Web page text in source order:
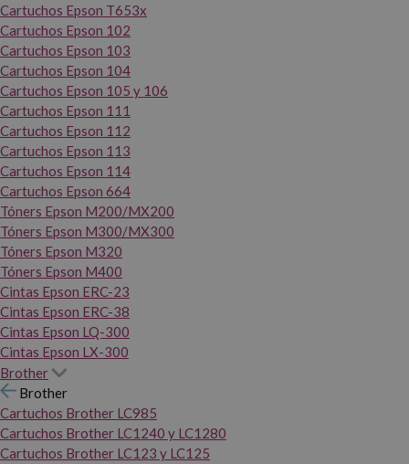
Cartuchos Epson T653x
Cartuchos Epson 102
Cartuchos Epson 103
Cartuchos Epson 104
Cartuchos Epson 105 y 106
Cartuchos Epson 111
Cartuchos Epson 112
Cartuchos Epson 113
Cartuchos Epson 114
Cartuchos Epson 664
Tóners Epson M200/MX200
Tóners Epson M300/MX300
Tóners Epson M320
Tóners Epson M400
Cintas Epson ERC-23
Cintas Epson ERC-38
Cintas Epson LQ-300
Cintas Epson LX-300
Brother
Brother
Cartuchos Brother LC985
Cartuchos Brother LC1240 y LC1280
Cartuchos Brother LC123 y LC125